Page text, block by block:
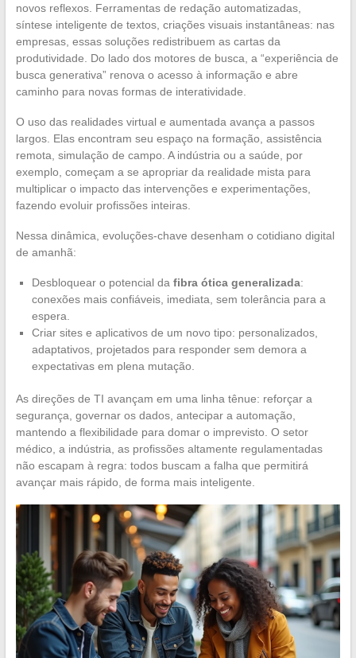
novos reflexos. Ferramentas de redação automatizadas,
síntese inteligente de textos, criações visuais instantâneas: nas
empresas, essas soluções redistribuem as cartas da
produtividade. Do lado dos motores de busca, a “experiência de
busca generativa” renova o acesso à informação e abre
caminho para novas formas de interatividade.
O uso das realidades virtual e aumentada avança a passos
largos. Elas encontram seu espaço na formação, assistência
remota, simulação de campo. A indústria ou a saúde, por
exemplo, começam a se apropriar da realidade mista para
multiplicar o impacto das intervenções e experimentações,
fazendo evoluir profissões inteiras.
Nessa dinâmica, evoluções-chave desenham o cotidiano digital
de amanhã:
Desbloquear o potencial da fibra ótica generalizada:
conexões mais confiáveis, imediata, sem tolerância para a
espera.
Criar sites e aplicativos de um novo tipo: personalizados,
adaptativos, projetados para responder sem demora a
expectativas em plena mutação.
As direções de TI avançam em uma linha tênue: reforçar a
segurança, governar os dados, antecipar a automação,
mantendo a flexibilidade para domar o imprevisto. O setor
médico, a indústria, as profissões altamente regulamentadas
não escapam à regra: todos buscam a falha que permitirá
avançar mais rápido, de forma mais inteligente.